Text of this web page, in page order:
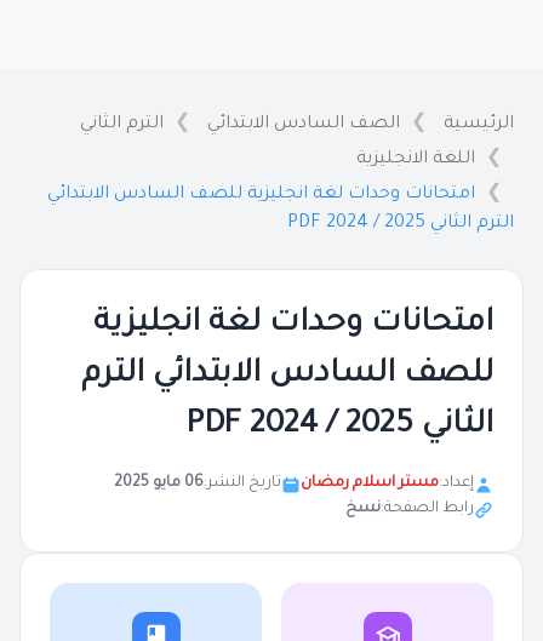
الرئيسية الصف السادس الابتدائي
الترم الثاني
اللغة الانجليزية
امتحانات وحدات لغة انجليزية للصف السادس الابتدائي
الترم الثاني 2025 / 2024 PDF
امتحانات وحدات لغة انجليزية
للصف السادس الابتدائي الترم
الثاني 2025 / 2024 PDF
إعداد:مستر اسلام رمضان تاريخ النشر:06 مايو 2025
رابط الصفحة:نسخ